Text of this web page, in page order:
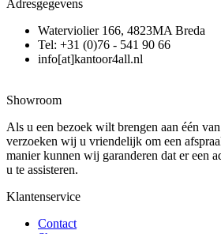
Adresgegevens
Waterviolier 166, 4823MA Breda
Tel: +31 (0)76 - 541 90 66
info[at]kantoor4all.nl
Showroom
Als u een bezoek wilt brengen aan één
verzoeken wij u vriendelijk om een
manier kunnen wij garanderen dat er een
u te assisteren.
Klantenservice
Contact